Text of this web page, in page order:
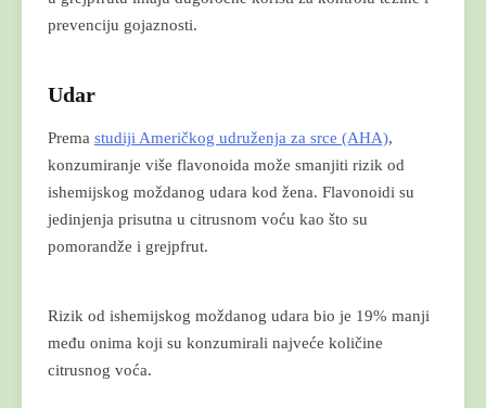
prevenciju gojaznosti.
Udar
Prema studiji Američkog udruženja za srce (AHA),
konzumiranje više flavonoida može smanjiti rizik od
ishemijskog moždanog udara kod žena. Flavonoidi su
jedinjenja prisutna u citrusnom voću kao što su
pomorandže i grejpfrut.
Rizik od ishemijskog moždanog udara bio je 19% manji
među onima koji su konzumirali najveće količine
citrusnog voća.